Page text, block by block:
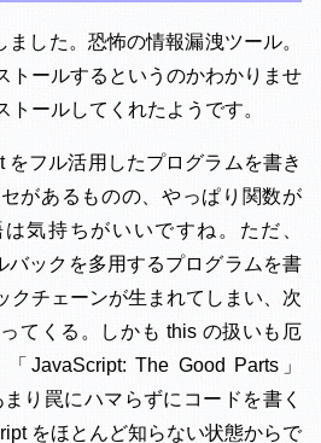
ました。恐怖の情報漏洩ツール。
トールするというのかわかりませ
トールしてくれたようです。
をフル活用したプログラムを書き
があるものの、やっぱり関数が
気持ちがいいですね。ただ、
バックを多用するプログラムを書
クチェーンが生まれてしまい、次
てくる。しかも this の扱いも厄
JavaScript: The Good Parts」
り罠にハマらずにコードを書く
をほとんど知らない状態からで